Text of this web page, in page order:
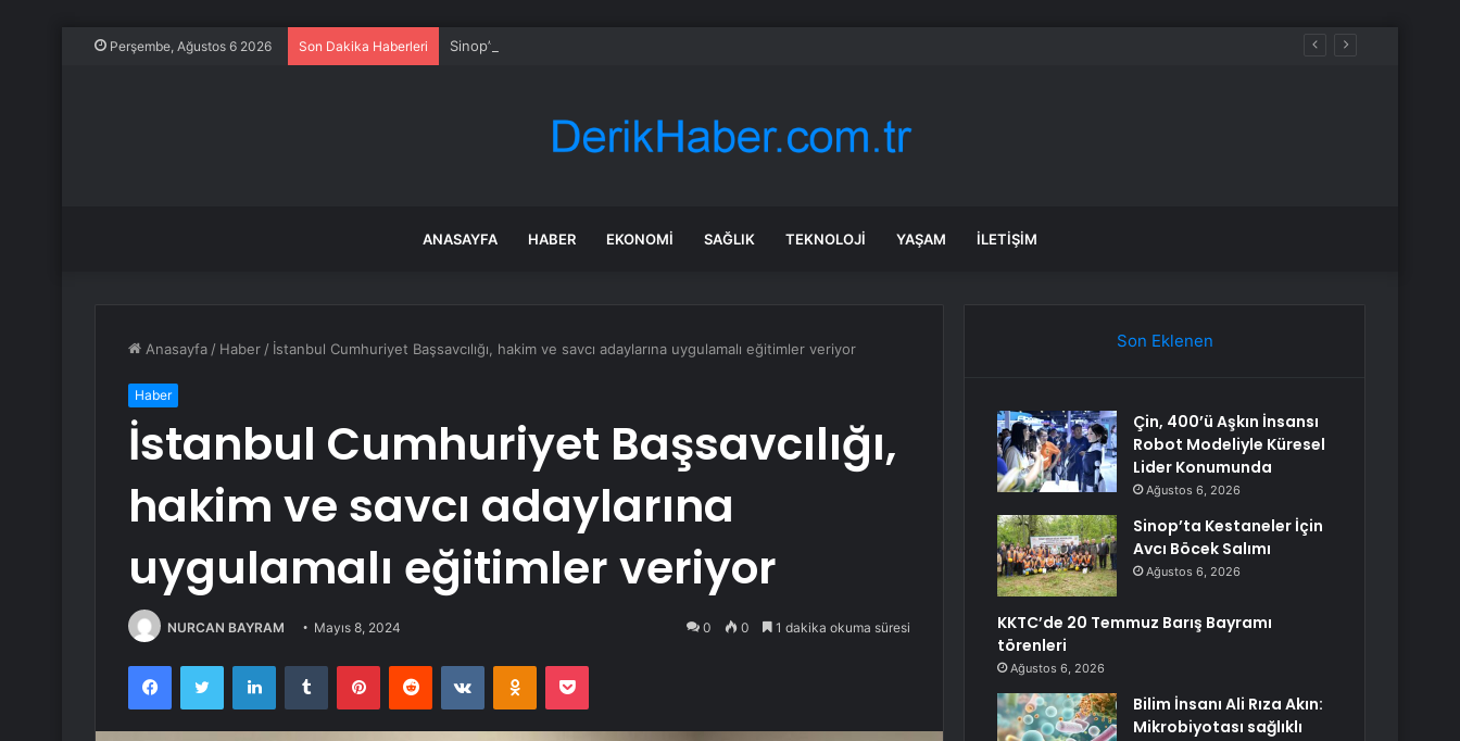
Perşembe, Ağustos 6 2026 Son Dakika Haberleri Sinop’ta Kestaneler İçin Avcı Böcek Salımı
ANASAYFA HABER EKONOMI SAĞLIK TEKNOLOJI YAŞAM İLETIŞIM
Anasayfa / Haber / İstanbul Cumhuriyet Başsavcılığı, hakim ve savcı adaylarına uygulamalı eğitimler veriyor
Haber
İstanbul Cumhuriyet Başsavcılığı,
hakim ve savcı adaylarına
uygulamalı eğitimler veriyor
NURCAN BAYRAM Mayıs 8, 2024 0 0 1 dakika okuma süresi
FacebookTwitter LinkedInTumblr PinterestReddit VKontakteOdnoklassniki
Pocket
Son Eklenen
Çin, 400’ü Aşkın İnsansı
Robot Modeliyle Küresel
Lider Konumunda
Ağustos 6, 2026
Sinop’ta Kestaneler İçin
Avcı Böcek Salımı
Ağustos 6, 2026
KKTC’de 20 Temmuz Barış Bayramı
törenleri
Ağustos 6, 2026
Bilim İnsanı Ali Rıza Akın:
Mikrobiyotası sağlıklı